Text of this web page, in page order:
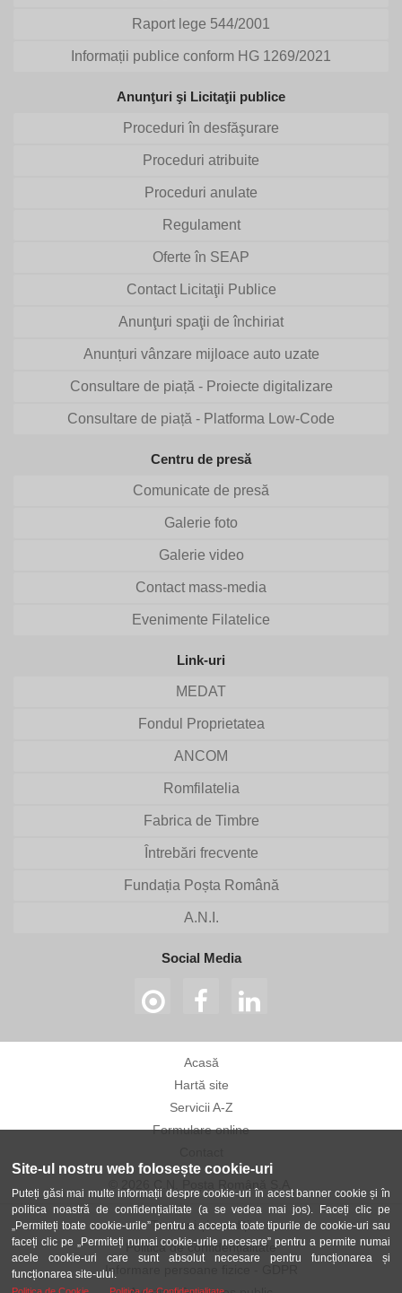
Site-ul nostru web folosește cookie-uri
Puteți găsi mai multe informații despre cookie-uri în acest banner cookie și în
politica noastră de confidențialitate (a se vedea mai jos). Faceți clic pe
„Permiteți toate cookie-urile” pentru a accepta toate tipurile de cookie-uri sau
faceți clic pe „Permiteți numai cookie-urile necesare” pentru a permite numai
acele cookie-uri care sunt absolut necesare pentru funcționarea și
funcționarea site-ului.
Raport lege 544/2001
Informații publice conform HG 1269/2021
Anunţuri şi Licitaţii publice
Proceduri în desfăşurare
Proceduri atribuite
Proceduri anulate
Regulament
Oferte în SEAP
Contact Licitaţii Publice
Anunţuri spaţii de închiriat
Anunțuri vânzare mijloace auto uzate
Consultare de piață - Proiecte digitalizare
Consultare de piață - Platforma Low-Code
Centru de presă
Comunicate de presă
Galerie foto
Galerie video
Contact mass-media
Evenimente Filatelice
Link-uri
MEDAT
Fondul Proprietatea
ANCOM
Romfilatelia
Fabrica de Timbre
Întrebări frecvente
Fundația Poșta Română
A.N.I.
Social Media
Acasă
Hartă site
Servicii A-Z
Formulare online
Termeni și condiții
Politica de confidențialitate
Informare persoane fizice - GDPR